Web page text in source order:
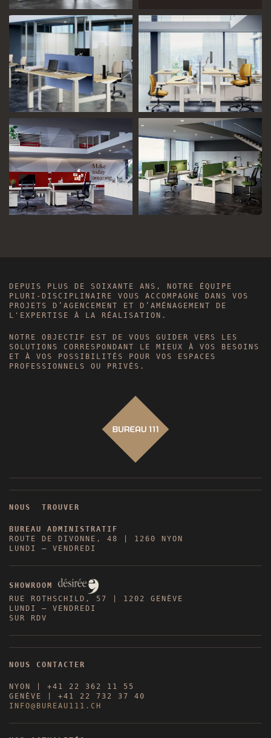
DEPUIS PLUS DE SOIXANTE ANS,
NOTRE ÉQUIPE
PLURI-DISCIPLINAIRE VOUS ACCOMPAGNE DANS VOS
PROJETS D’AGENCEMENT ET D’AMÉNAGEMENT DE
L'EXPERTISE À LA RÉALISATION.
NOTRE OBJECTIF EST DE VOUS GUIDER VERS LES
SOLUTIONS CORRESPONDANT LE MIEUX À VOS BESOINS
ET À VOS POSSIBILITÉS POUR VOS ESPACES
PROFESSIONNELS OU PRIVÉS.
NOUS TROUVER
BUREAU ADMINISTRATIF
ROUTE DE DIVONNE, 48 | 1260 NYON
LUNDI – VENDREDI
SHOWROOM
RUE ROTHSCHILD, 57 | 1202 GENÈVE
LUNDI – VENDREDI
SUR RDV
NOUS CONTACTER
NYON | +41 22 362 11 55
GENÈVE | +41 22 732 37 40
INFO@BUREAU111.CH